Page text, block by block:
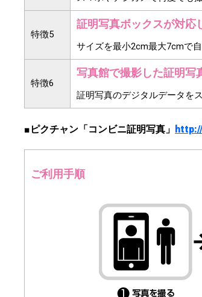
特徴5
証明写真ボックスが対応
サイズを最小2cm最大7cmで
特徴6
写真館で撮影した証明写
証明写真のデジタルデータを
■ピクチャン「コンビニ証明写真」
ご利用手順